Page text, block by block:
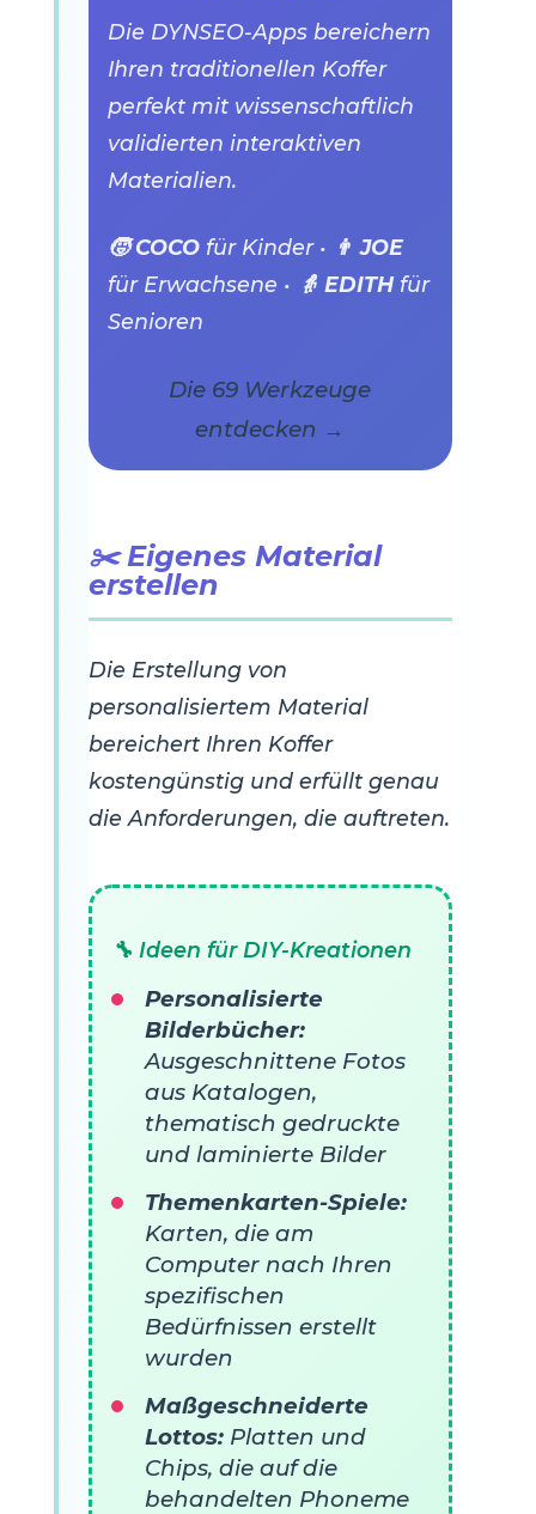
Die DYNSEO-Apps bereichern
Ihren traditionellen Koffer
perfekt mit wissenschaftlich
validierten interaktiven
Materialien.
🧒 COCOfür Kinder • 👨 JOE
für Erwachsene • 👵 EDITHfür
Senioren
Die 69 Werkzeuge
entdecken →
✂️ Eigenes Material
erstellen
Die Erstellung von
personalisiertem Material
bereichert Ihren Koffer
kostengünstig und erfüllt genau
die Anforderungen, die auftreten.
🔧 Ideen für DIY-Kreationen
Personalisierte
Bilderbücher:
Ausgeschnittene Fotos
aus Katalogen,
thematisch gedruckte
und laminierte Bilder
Themenkarten-Spiele:
Karten, die am
Computer nach Ihren
spezifischen
Bedürfnissen erstellt
wurden
Maßgeschneiderte
Lottos:Platten und
Chips, die auf die
behandelten Phoneme